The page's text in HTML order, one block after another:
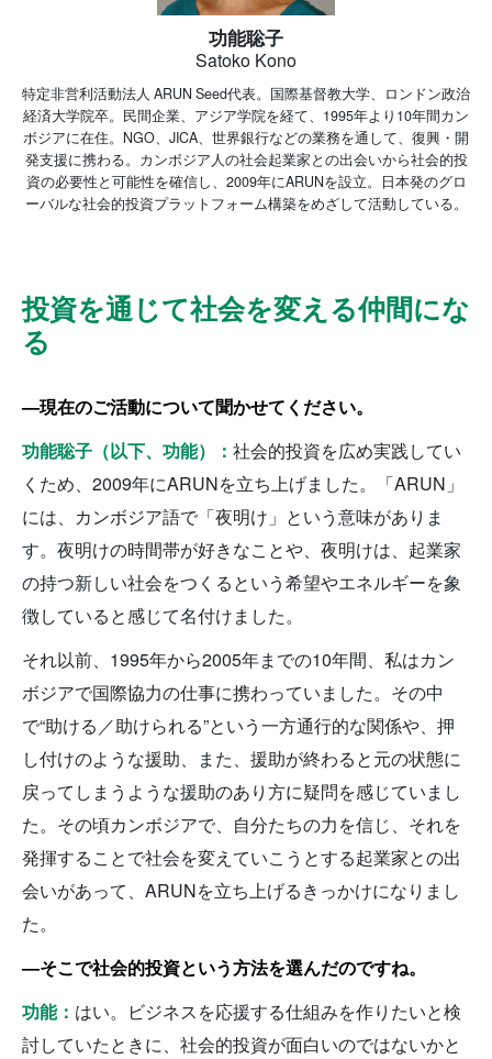
功能聡子
Satoko Kono
特定非営利活動法人 ARUN Seed代表。国際基督教大学、ロンドン政治
経済大学院卒。民間企業、アジア学院を経て、1995年より10年間カン
ボジアに在住。NGO、JICA、世界銀行などの業務を通して、復興・開
発支援に携わる。カンボジア人の社会起業家との出会いから社会的投
資の必要性と可能性を確信し、2009年にARUNを設立。日本発のグロ
ーバルな社会的投資プラットフォーム構築をめざして活動している。
投資を通じて社会を変える仲間にな
る
—現在のご活動について聞かせてください。
功能聡子（以下、功能）： 社会的投資を広め実践してい
くため、2009年にARUNを立ち上げました。「ARUN」
には、カンボジア語で「夜明け」という意味がありま
す。夜明けの時間帯が好きなことや、夜明けは、起業家
の持つ新しい社会をつくるという希望やエネルギーを象
徴していると感じて名付けました。
それ以前、1995年から2005年までの10年間、私はカン
ボジアで国際協力の仕事に携わっていました。その中
で“助ける／助けられる”という一方通行的な関係や、押
し付けのような援助、また、援助が終わると元の状態に
戻ってしまうような援助のあり方に疑問を感じていまし
た。その頃カンボジアで、自分たちの力を信じ、それを
発揮することで社会を変えていこうとする起業家との出
会いがあって、ARUNを立ち上げるきっかけになりまし
た。
—そこで社会的投資という方法を選んだのですね。
功能： はい。ビジネスを応援する仕組みを作りたいと検
討していたときに、社会的投資が面白いのではないかと